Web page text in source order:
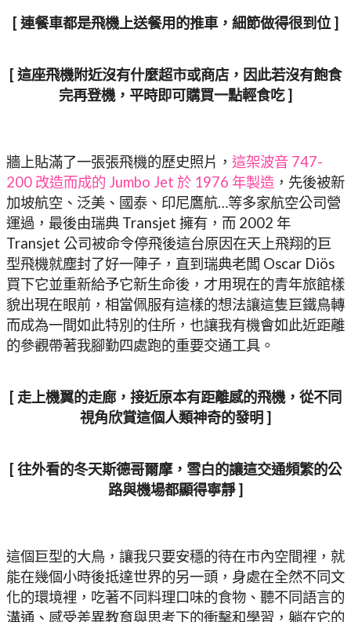
[ 連餐車都是飛機上送餐用的推車，細節做得很到位 ]
[ 這座飛機附近沒有什麼超市或商店，因此若沒有飽食
完再登機，平時即可購買一點輕食吃 ]
牆上貼滿了一張張飛機的歷史照片， 這架波音 747-
200 改造而成的 Jumbo Jet 於 1976 年製造 ，先後被新
加坡航空、泛美、國泰、印尼鷹航…等多家航空公司營
運過，最後由瑞典 Transjet 擁有，而 2002 年
Transjet 公司被命令停飛後這台原因在天上飛翔的巨
型飛機就塵封了好一陣子，直到瑞典老闆 Oscar Diös
買下它並重新給予它新生命後，才用現在的青年旅館樣
貌出現在眼前，相當佩服有這樣的想法讓這隻巨鐵鳥轉
而成為一間如此特別的住所，也讓我有機會如此近距離
的參觀帶著我腳勤四處跑的重要交通工具。
[ 走上機翼的走廊，接近原本有距離感的飛機，從不同
視角欣賞這個人類神奇的發明 ]
[ 往外看的冬天斯德哥爾摩，雪白的讓這交通頻繁的公
路與機場都顯得寧靜 ]
這個巨型的大鳥，讓我只要安穩的待在市內空間裡，就
能在幾個小時後抵達世界的另一頭，身處在全然不同文
化的環境裡，吃著不同料理口味的食物、聽不同語言的
溝通、感受差異教育與思考下的衝擊和學習，躺在它的